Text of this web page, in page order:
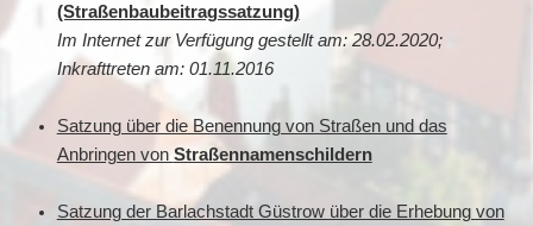
(Straßenbaubeitragssatzung)
Im Internet zur Verfügung gestellt am: 28.02.2020;
Inkrafttreten am: 01.11.2016
Satzung über die Benennung von Straßen und das
Anbringen von Straßennamenschildern
Satzung der Barlachstadt Güstrow über die Erhebung von